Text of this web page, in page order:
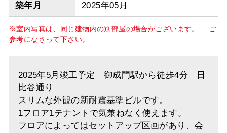
築年月 2025年05月
※室内写真は、同じ建物内の別部屋の場合がございます。 ご
参考になさって下さい。
2025年5月竣工予定 御成門駅から徒歩4分 日
比谷通り
スリムな外観の新耐震基準ビルです。
1フロア1テナントで気兼ねなく使えます。
フロアによってはセットアップ区画があり、会